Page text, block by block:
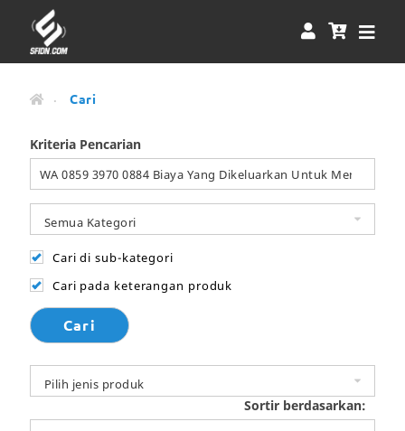
Cari
Kriteria Pencarian
Cari di sub-kategori
Cari pada keterangan produk
Cari
Sortir berdasarkan: